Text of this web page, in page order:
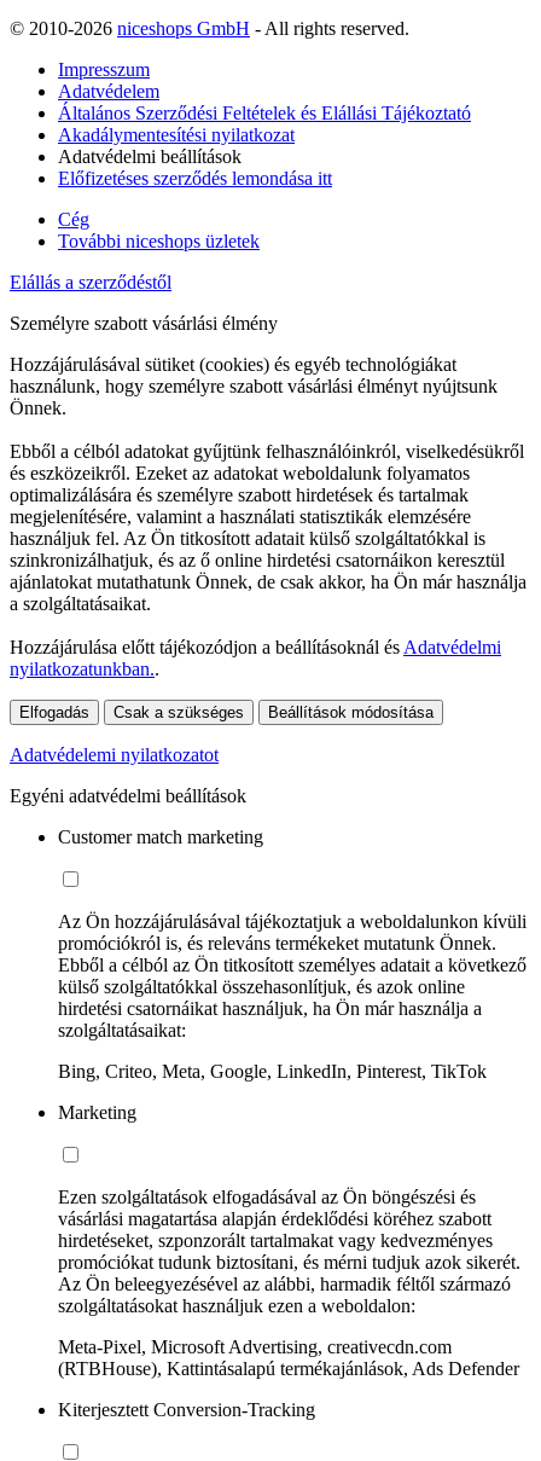
© 2010-2026 niceshops GmbH - All rights reserved.
Impresszum
Adatvédelem
Általános Szerződési Feltételek és Elállási Tájékoztató
Akadálymentesítési nyilatkozat
Adatvédelmi beállítások
Előfizetéses szerződés lemondása itt
Cég
További niceshops üzletek
Elállás a szerződéstől
Személyre szabott vásárlási élmény
Hozzájárulásával sütiket (cookies) és egyéb technológiákat
használunk, hogy személyre szabott vásárlási élményt nyújtsunk
Önnek.
Ebből a célból adatokat gyűjtünk felhasználóinkról, viselkedésükről
és eszközeikről. Ezeket az adatokat weboldalunk folyamatos
optimalizálására és személyre szabott hirdetések és tartalmak
megjelenítésére, valamint a használati statisztikák elemzésére
használjuk fel. Az Ön titkosított adatait külső szolgáltatókkal is
szinkronizálhatjuk, és az ő online hirdetési csatornáikon keresztül
ajánlatokat mutathatunk Önnek, de csak akkor, ha Ön már használja
a szolgáltatásaikat.
Hozzájárulása előtt tájékozódjon a beállításoknál és Adatvédelmi
nyilatkozatunkban..
Elfogadás Csak a szükséges Beállítások módosítása
Adatvédelemi nyilatkozatot
Egyéni adatvédelmi beállítások
Customer match marketing
Az Ön hozzájárulásával tájékoztatjuk a weboldalunkon kívüli
promóciókról is, és releváns termékeket mutatunk Önnek.
Ebből a célból az Ön titkosított személyes adatait a következő
külső szolgáltatókkal összehasonlítjuk, és azok online
hirdetési csatornáikat használjuk, ha Ön már használja a
szolgáltatásaikat:
Bing, Criteo, Meta, Google, LinkedIn, Pinterest, TikTok
Marketing
Ezen szolgáltatások elfogadásával az Ön böngészési és
vásárlási magatartása alapján érdeklődési köréhez szabott
hirdetéseket, szponzorált tartalmakat vagy kedvezményes
promóciókat tudunk biztosítani, és mérni tudjuk azok sikerét.
Az Ön beleegyezésével az alábbi, harmadik féltől származó
szolgáltatásokat használjuk ezen a weboldalon:
Meta-Pixel, Microsoft Advertising, creativecdn.com
(RTBHouse), Kattintásalapú termékajánlások, Ads Defender
Kiterjesztett Conversion-Tracking